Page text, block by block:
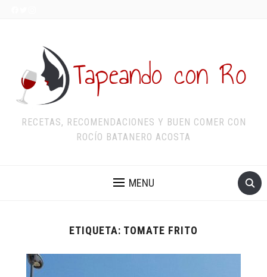
RECETAS, RECOMENDACIONES Y BUEN COMER CON
ROCÍO BATANERO ACOSTA
MENU
ETIQUETA: TOMATE FRITO